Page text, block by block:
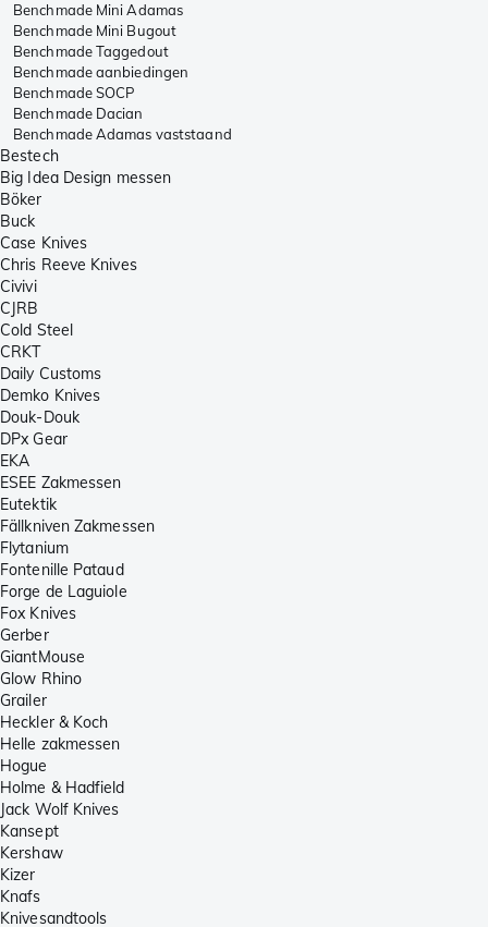
Benchmade Mini Adamas
Benchmade Mini Bugout
Benchmade Taggedout
Benchmade aanbiedingen
Benchmade SOCP
Benchmade Dacian
Benchmade Adamas vaststaand
Bestech
Big Idea Design messen
Böker
Buck
Case Knives
Chris Reeve Knives
Civivi
CJRB
Cold Steel
CRKT
Daily Customs
Demko Knives
Douk-Douk
DPx Gear
EKA
ESEE Zakmessen
Eutektik
Fällkniven Zakmessen
Flytanium
Fontenille Pataud
Forge de Laguiole
Fox Knives
Gerber
GiantMouse
Glow Rhino
Grailer
Heckler & Koch
Helle zakmessen
Hogue
Holme & Hadfield
Jack Wolf Knives
Kansept
Kershaw
Kizer
Knafs
Knivesandtools